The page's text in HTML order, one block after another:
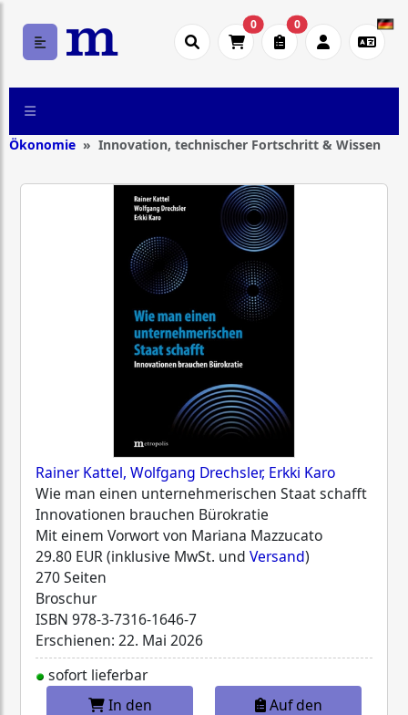
0 0
Ökonomie Innovation, technischer Fortschritt & Wissen
Rainer Kattel, Wolfgang Drechsler, Erkki Karo
Wie man einen unternehmerischen Staat schafft
Innovationen brauchen Bürokratie
Mit einem Vorwort von Mariana Mazzucato
29.80 EUR (inklusive MwSt. und Versand)
270 Seiten
Broschur
ISBN 978-3-7316-1646-7
Erschienen: 22. Mai 2026
sofort lieferbar
In den
Auf den